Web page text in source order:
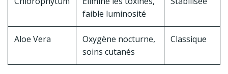
faible luminosité
Aloe Vera
Oxygène nocturne,
soins cutanés
Classique